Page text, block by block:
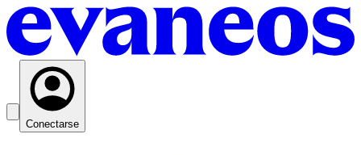
Conectarse